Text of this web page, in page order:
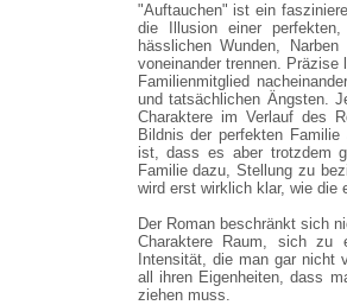
"Auftauchen" ist ein
die Illusion einer
hässlichen Wunden,
voneinander trennen.
Familienmitglied
und tatsächlichen Ängsten.
Charaktere im Verlauf des
Bildnis der perfekten
ist, dass es aber trotzdem
Familie dazu, Stellung zu
wird erst wirklich klar, wie die
Der Roman beschränkt sich
Charaktere Raum, sich zu
Intensität, die man gar nicht
all ihren Eigenheiten, dass
ziehen muss.